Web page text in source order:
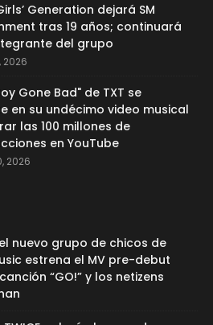
Generation dejará SM
tras 19 años; continuará
del grupo
2026
Gone Bad" de TXT se
en su undécimo video musical
las 100 millones de
en YouTube
2026
el nuevo grupo de chicos de
estrena el MV pre-debut
“GO!” y los netizens